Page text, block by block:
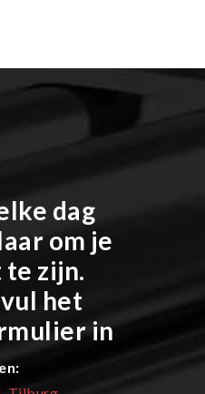
dag
om je
zijn.
het
in